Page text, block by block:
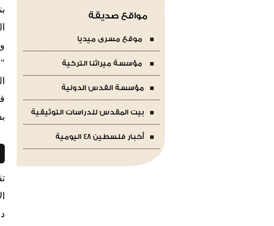
مواقع صديقة
موقع مسرى ميديا
مؤسسة ميراثنا التركية
مؤسسة القدس الدولية
بيت المقدس للدراسات التوثيقية
أخبار فلسطين 48 اليومية